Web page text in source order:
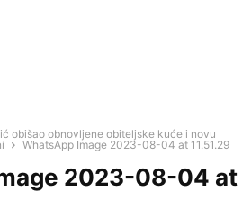
obišao obnovljene obiteljske kuće i novu
WhatsApp Image 2023-08-04 at 11.51.29
2023-08-04 at